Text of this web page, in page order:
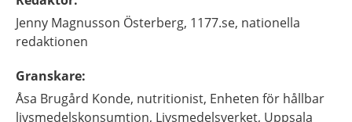
Jenny Magnusson Österberg, 1177.se, nationella
redaktionen
Granskare:
Åsa Brugård Konde, nutritionist, Enheten för hållbar
livsmedelskonsumtion, Livsmedelsverket, Uppsala